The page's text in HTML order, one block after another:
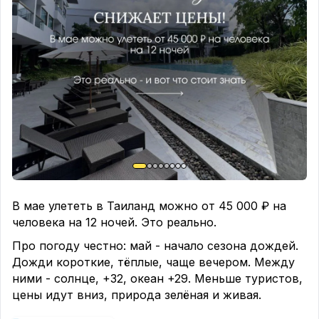
Свой музей мальдивской культуры, гольф у
океана и вечерние шоу Boduberu с
традиционными барабанами. СПА Duniye
сочетает восточные техники и органические
продукты. Трансфер 55 минут на катере.
💎
Park Hyatt Maldives Hadahaa 5
Для тех кто хочет настоящего уединения. 400 км
от Мале, 150 нетронутых островов вокруг.
Домашний риф окружает остров на 360 градусов
- черепахи, рифовые акулы и орлиные скаты
прямо у берега. Первый отель на Мальдивах с
международным экологическим сертификатом
EarthCheck.
💎Anantara Kihavah 5*
Несколько минут от залива Ханифару - места
крупнейшего в мире скопления скатов-манта.
Май здесь особенный - начинается их сезон.
В мае улететь в Таиланд можно от 45 000 ₽ на
человека на 12 ночей. Это реально.
Про погоду честно: май - начало сезона дождей.
Дожди короткие, тёплые, чаще вечером. Между
ними - солнце, +32, океан +29. Меньше туристов,
цены идут вниз, природа зелёная и живая.